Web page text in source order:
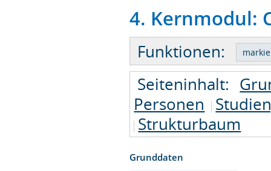
4. Kernmodul:
Funktionen:
Seiteninhalt:
Personen
Strukturbaum
Grunddaten